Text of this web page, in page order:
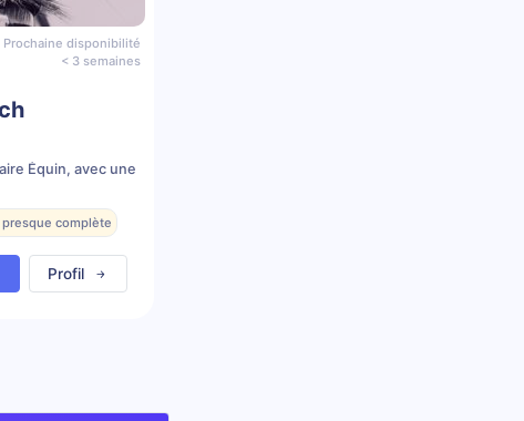
Prochaine disponibilité
< 3 semaines
Équin, avec une
complète
Profil